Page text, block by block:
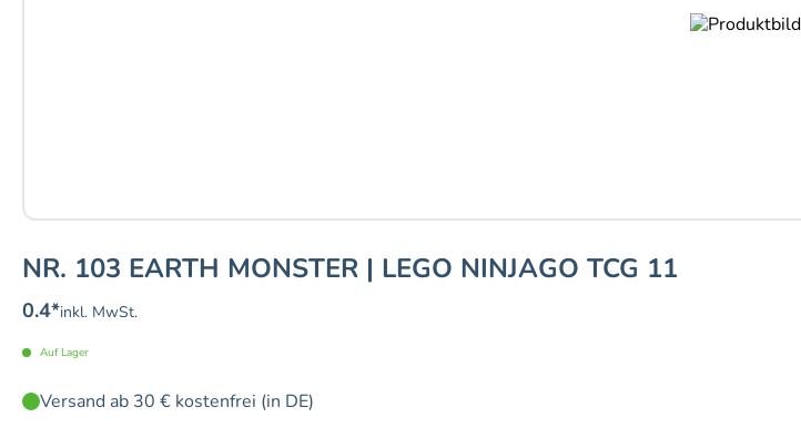
NR. 103 EARTH MONSTER | LEGO NINJAGO TCG 11
0.4*inkl. MwSt.
Auf Lager
Versand ab 30 € kostenfrei (in DE)